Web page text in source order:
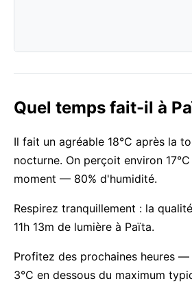
Quel temps fait-il à
Il fait un agréable 18°C après la
nocturne. On perçoit environ
moment — 80% d'humidité.
Respirez tranquillement : la
11h 13m de lumière à Païta.
Profitez des prochaines heures
3°C en dessous du maximum